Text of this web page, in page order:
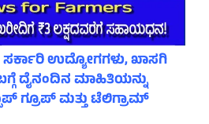
ಉದ್ಯೋಗಗಳು, ಖಾಸಗಿ
ದೈನಂದಿನ ಮಾಹಿತಿಯನ್ನು
ಗ್ರೂಪ್ ಮತ್ತು ಟೆಲಿಗ್ರಾಮ್